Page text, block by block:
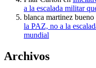
a la escalada militar
blanca martinez bueno
la PAZ, no a la
mundial
Archivos